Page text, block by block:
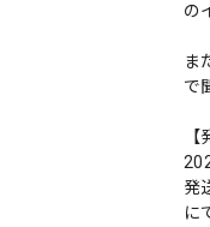
の
ま
で
発
に